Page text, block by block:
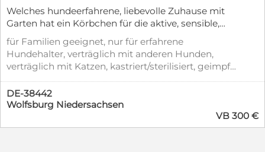
Welches hundeerfahrene, liebevolle Zuhause mit
Garten hat ein Körbchen für die aktive, sensible,
willensstarke Hündin Aphrodita (1,5 Jahre) frei?
Zahlen, Daten, Fakten über Aphrodita: Aphrodita
ist ein Dalmatiner-Herdenschutzhund-Mix und
groß (ca. 64 cm, ca. 30+ kg). Seit ihrer Geburt im
Oktober 2024 in Deutschland ist sie mit ihren
Eltern und Geschwistern aufgewachsen und
stubenrein. Aktuell (noch) unkastriert, da sie erst 1,5
für Familien geeignet, nur für erfahrene
Hundehalter, verträglich mit anderen Hunden,
verträglich mit Katzen, kastriert/sterilisiert, geimpft
(mind. Pflichtimpfungen), entwurmt, Stubenrein
DE-38442
Wolfsburg Niedersachsen
VB 300 €